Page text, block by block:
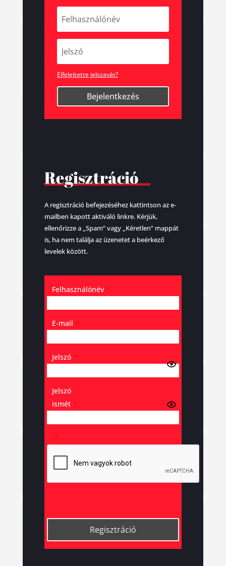
Elfelejtette jelszavát?
Bejelentkezés
Regisztráció
A regisztráció befejezéséhez kattintson az e-
mailben kapott aktiváló linkre. Kérjük,
ellenőrizze a „Spam” vagy „Kéretlen” mappát
is, ha nem találja az üzenetet a beérkező
levelek között.
Felhasználónév *
E-mail *
Jelszó *
Jelszó
ismét *
*